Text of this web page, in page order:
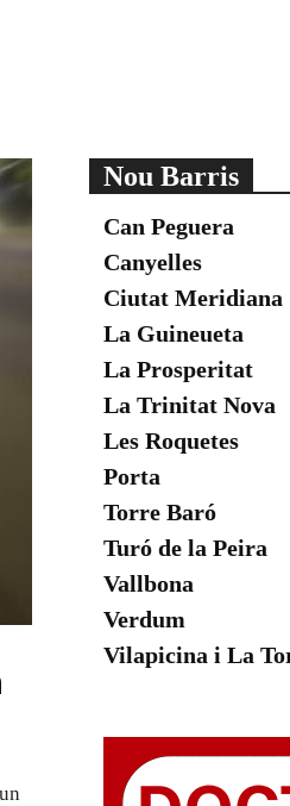
Nou Barris
Can Peguera
Canyelles
Ciutat Meridiana
La Guineueta
La Prosperitat
La Trinitat Nova
Les Roquetes
Porta
Torre Baró
Turó de la Peira
Vallbona
Verdum
Vilapicina i La